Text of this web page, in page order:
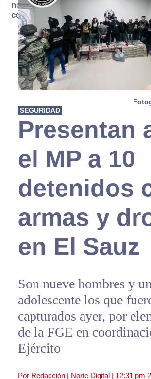
no se
consume
SEGURIDAD
Presentan
el MP a 10
detenidos
armas y
en El Sauz
Son nueve hombres y un
adolescente los que
capturados ayer, por
de la FGE en
Ejército
Por Redacción | Norte Digital | 12:31 pm